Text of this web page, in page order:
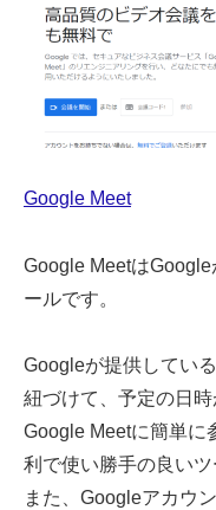
Google Meet
Google Meetは
ールです。
Googleが提供してい
紐づけて、予定の日
Google Meetに簡単に
利で使い勝手の良いツ
また、Googleアカウ